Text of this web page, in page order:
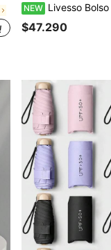
NEW Livesso Bolso de playa de primavera para mujer, bolso de ganchillo, bolso tote de gran capacidad
$47.290